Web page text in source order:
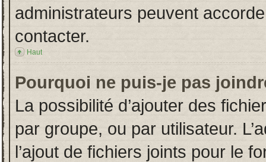
administrateurs peuvent
contacter.
Haut
Pourquoi ne puis-je pas
La possibilité d’ajouter des
par groupe, ou par utilisateur.
l’ajout de fichiers joints pour le